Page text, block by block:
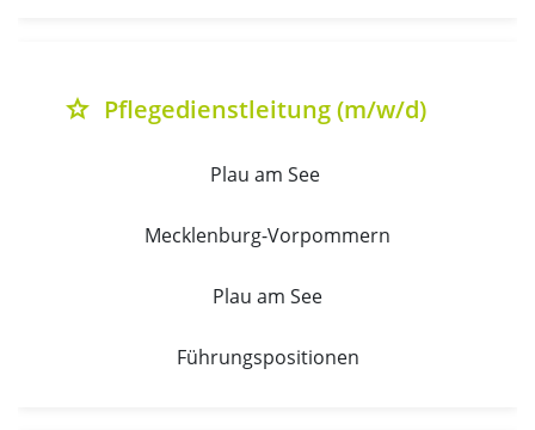
grade Pflegedienstleitung (m/w/d)
Plau am See
Mecklenburg-Vorpommern
Plau am See
Führungspositionen